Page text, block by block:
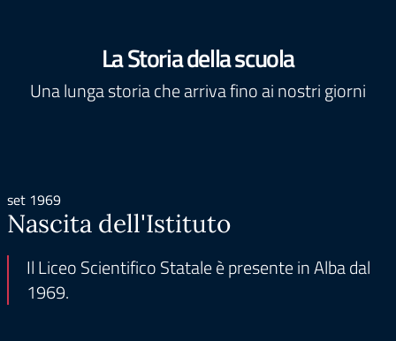
La Storia della scuola
Una lunga storia che arriva fino ai nostri giorni
set 1969
Nascita dell'Istituto
Il Liceo Scientifico Statale è presente in Alba dal
1969.